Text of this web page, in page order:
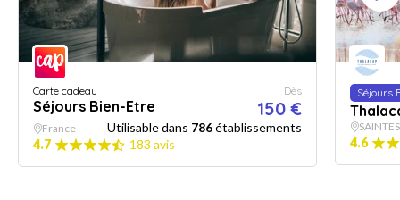
Carte cadeau
Séjours Bien-Etre
Dès
150 €
France Utilisable dans 786établissements
4.7
183 avis
Séjours
4.6